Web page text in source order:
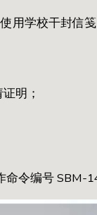
用学校干封信笺
明；
命令编号 SBM-